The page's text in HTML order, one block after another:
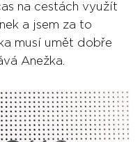
na cestách využít
a jsem za to
musí umět dobře
Anežka.